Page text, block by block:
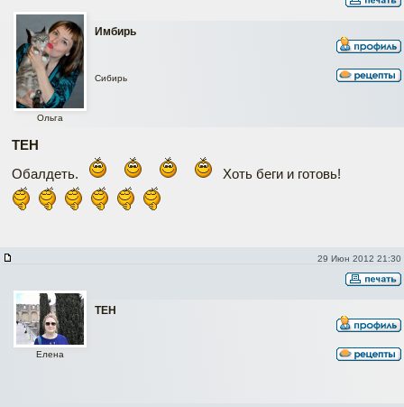
Имбирь
Ольга
Сибирь
ТЕН
Обалдеть.
Хоть беги и готовь!
29 Июн 2012 21:30
ТЕН
Елена